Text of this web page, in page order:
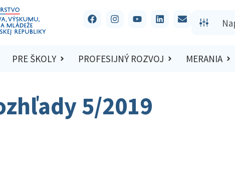
PRE ŠKOLY PROFESIJNÝ ROZVOJ MERANIA
5/2019